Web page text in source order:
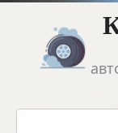
Перейти
контенту
Поиск: